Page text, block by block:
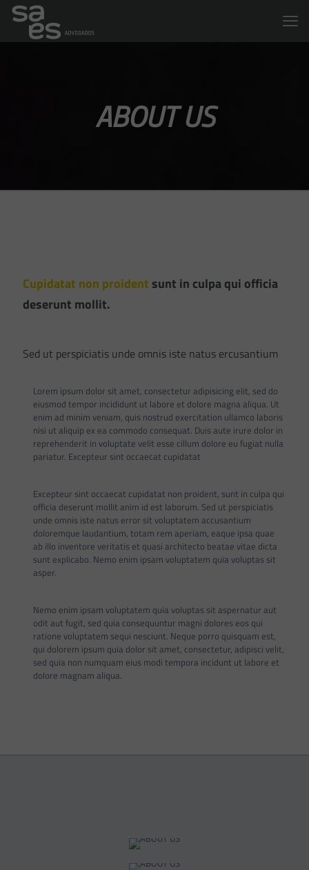
ABOUT US
Cupidatat non proident sunt in culpa qui officia
deserunt mollit.
Sed ut perspiciatis unde omnis iste natus ercusantium
Lorem ipsum dolor sit amet, consectetur adipisicing elit, sed do
eiusmod tempor incididunt ut labore et dolore magna aliqua. Ut
enim ad minim veniam, quis nostrud exercitation ullamco laboris
nisi ut aliquip ex ea commodo consequat. Duis aute irure dolor in
reprehenderit in voluptate velit esse cillum dolore eu fugiat nulla
pariatur. Excepteur sint occaecat cupidatat
Excepteur sint occaecat cupidatat non proident, sunt in culpa qui
officia deserunt mollit anim id est laborum. Sed ut perspiciatis
unde omnis iste natus error sit voluptatem accusantium
doloremque laudantium, totam rem aperiam, eaque ipsa quae
ab illo inventore veritatis et quasi architecto beatae vitae dicta
sunt explicabo. Nemo enim ipsam voluptatem quia voluptas sit
asper.
Nemo enim ipsam voluptatem quia voluptas sit aspernatur aut
odit aut fugit, sed quia consequuntur magni dolores eos qui
ratione voluptatem sequi nesciunt. Neque porro quisquam est,
qui dolorem ipsum quia dolor sit amet, consectetur, adipisci velit,
sed quia non numquam eius modi tempora incidunt ut labore et
dolore magnam aliqua.